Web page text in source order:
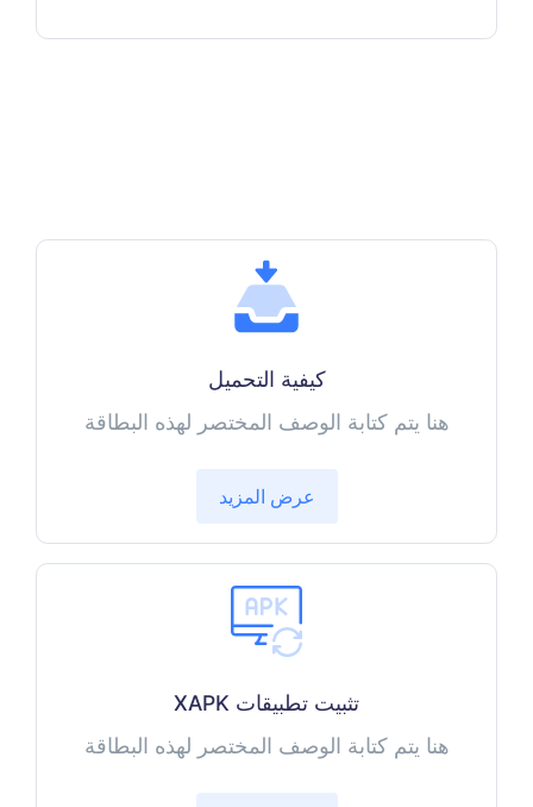
كيفية التحميل
هنا يتم كتابة الوصف المختصر لهذه البطاقة
عرض المزيد
تثبيت تطبيقات XAPK
هنا يتم كتابة الوصف المختصر لهذه البطاقة